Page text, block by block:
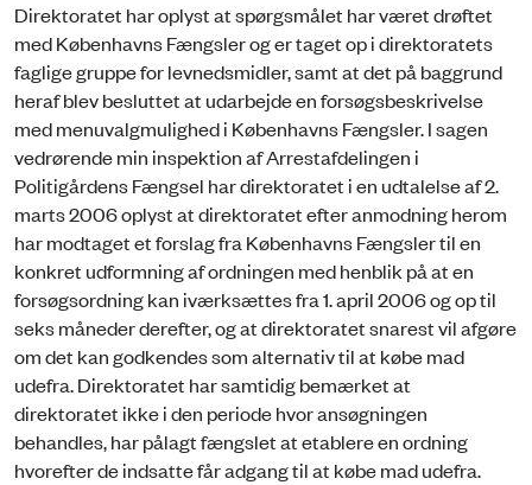
Direktoratet har oplyst at spørgsmålet har været drøftet
med Københavns Fængsler og er taget op i direktoratets
faglige gruppe for levnedsmidler, samt at det på baggrund
heraf blev besluttet at udarbejde en forsøgsbeskrivelse
med menuvalgmulighed i Københavns Fængsler. I sagen
vedrørende min inspektion af Arrestafdelingen i
Politigårdens Fængsel har direktoratet i en udtalelse af 2.
marts 2006 oplyst at direktoratet efter anmodning herom
har modtaget et forslag fra Københavns Fængsler til en
konkret udformning af ordningen med henblik på at en
forsøgsordning kan iværksættes fra 1. april 2006 og op til
seks måneder derefter, og at direktoratet snarest vil afgøre
om det kan godkendes som alternativ til at købe mad
udefra. Direktoratet har samtidig bemærket at
direktoratet ikke i den periode hvor ansøgningen
behandles, har pålagt fængslet at etablere en ordning
hvorefter de indsatte får adgang til at købe mad udefra.